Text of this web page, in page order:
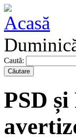
Caută:
PSD